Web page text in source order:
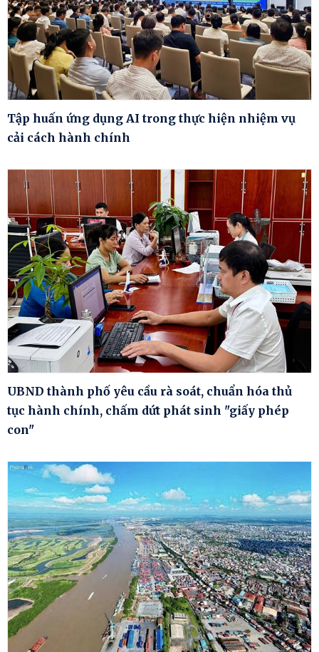
Tập huấn ứng dụng AI trong thực hiện nhiệm vụ
cải cách hành chính
UBND thành phố yêu cầu rà soát, chuẩn hóa thủ
tục hành chính, chấm dứt phát sinh "giấy phép
con"